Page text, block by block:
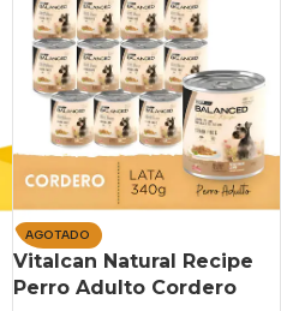
AGOTADO
Vitalcan Natural Recipe
Perro Adulto Cordero